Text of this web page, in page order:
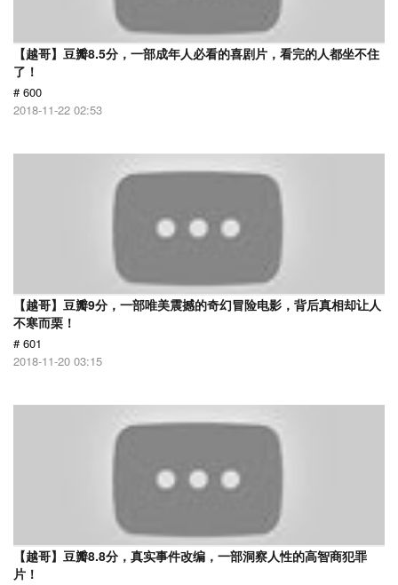
【越哥】豆瓣8.5分，一部成年人必看的喜剧片，看完的人都坐不住
了！
# 600
2018-11-22 02:53
【越哥】豆瓣9分，一部唯美震撼的奇幻冒险电影，背后真相却让人
不寒而栗！
# 601
2018-11-20 03:15
【越哥】豆瓣8.8分，真实事件改编，一部洞察人性的高智商犯罪
片！